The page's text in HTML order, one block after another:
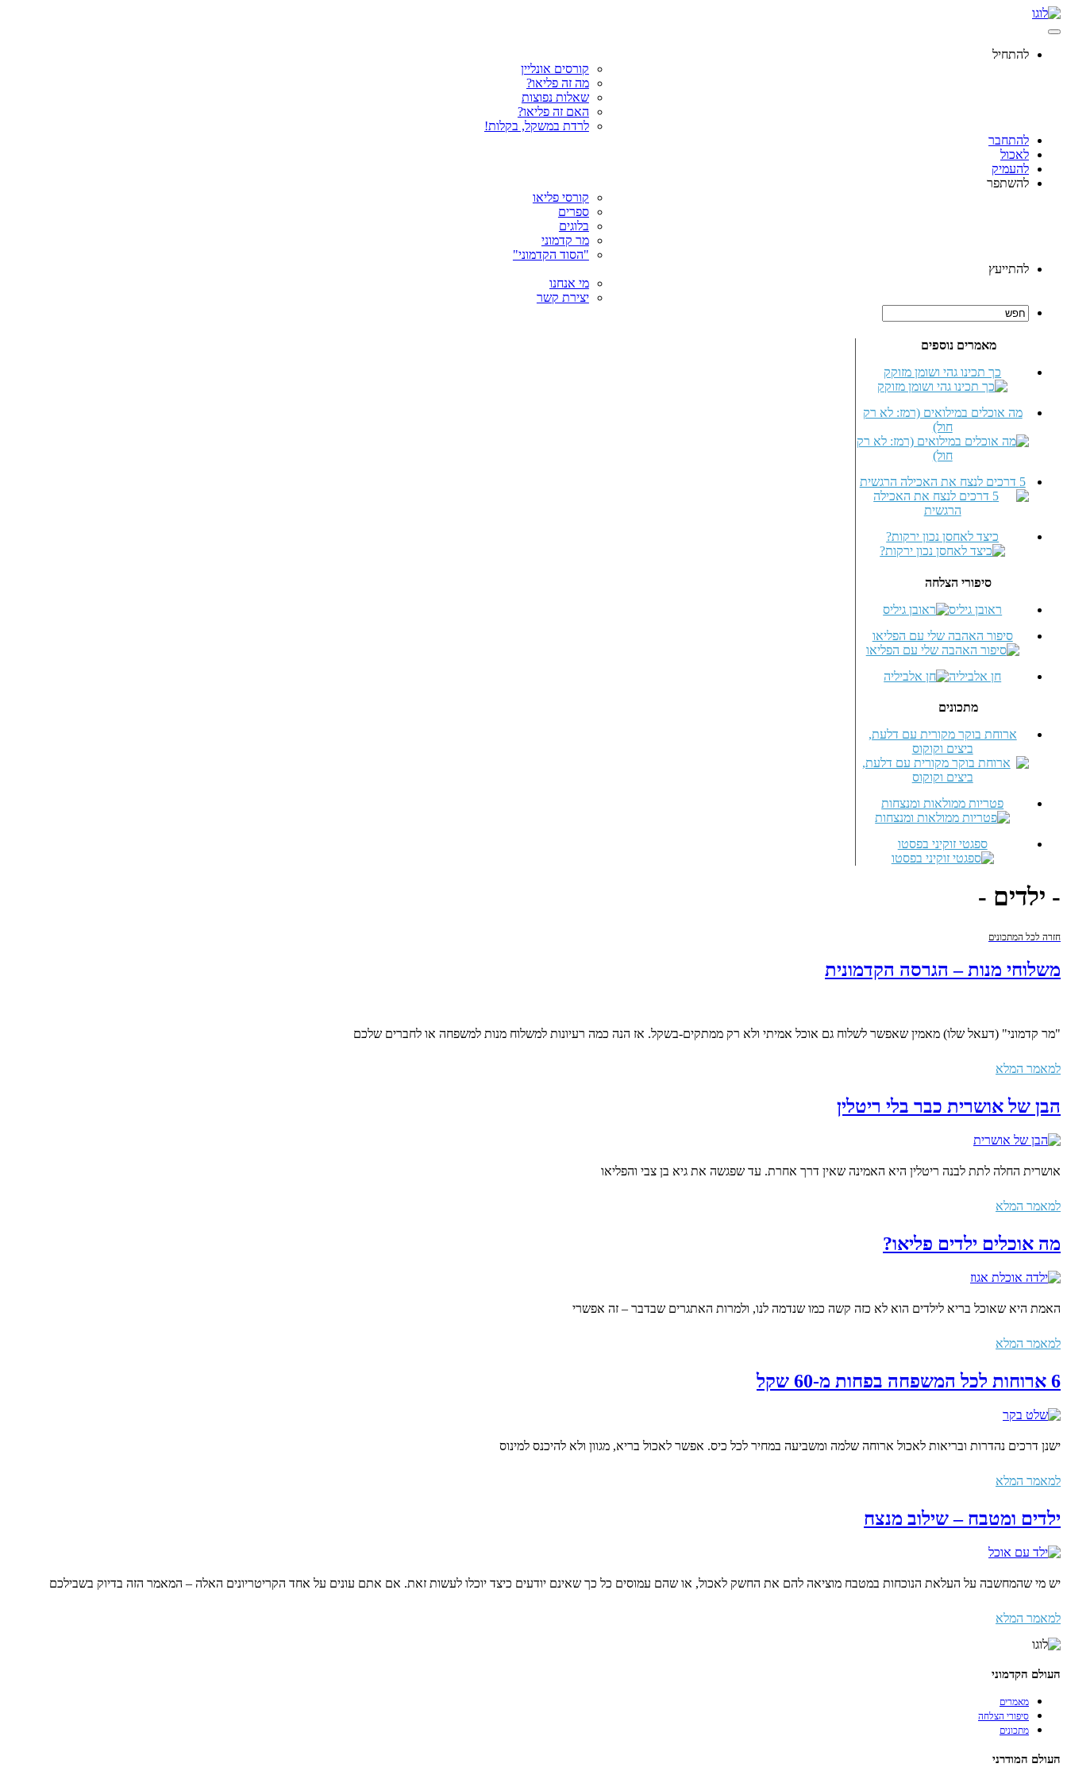
להתחיל
קורסים אונליין
מה זה פליאו?
שאלות נפוצות
האם זה פליאו?
לרדת במשקל, בקלות!
להתחבר
לאכול
להעמיק
להשתפר
קורסי פליאו
ספרים
בלוגים
מר קדמוני
"הסוד הקדמוני"
להתייעץ
מי אנחנו
יצירת קשר
מאמרים נוספים
כך תכינו גהי ושומן מזוקק
מה אוכלים במילואים (רמז: לא רק
חול)
5 דרכים לנצח את האכילה הרגשית
כיצד לאחסן נכון ירקות?
סיפורי הצלחה
ראובן גיליס
סיפור האהבה שלי עם הפליאו
חן אלביליה
מתכונים
ארוחת בוקר מקורית עם דלעת,
ביצים וקוקוס
פטריות ממולאות ומנצחות
ספגטי זוקיני בפסטו
- ילדים -
חזרה לכל המתכונים
משלוחי מנות – הגרסה הקדמונית
"מר קדמוני" (דעאל שלו) מאמין שאפשר לשלוח גם אוכל אמיתי ולא רק ממתקים-בשקל. אז הנה כמה רעיונות למשלוח מנות למשפחה או לחברים שלכם
למאמר המלא
הבן של אושרית כבר בלי ריטלין
אושרית החלה לתת לבנה ריטלין היא האמינה שאין דרך אחרת. עד שפגשה את גיא בן צבי והפליאו
למאמר המלא
מה אוכלים ילדים פליאו?
האמת היא שאוכל בריא לילדים הוא לא כזה קשה כמו שנדמה לנו, ולמרות האתגרים שבדבר – זה אפשרי
למאמר המלא
6 ארוחות לכל המשפחה בפחות מ-60 שקל
ישנן דרכים נהדרות ובריאות לאכול ארוחה שלמה ומשביעה במחיר לכל כיס. אפשר לאכול בריא, מגוון ולא להיכנס למינוס
למאמר המלא
ילדים ומטבח – שילוב מנצח
יש מי שהמחשבה על העלאת הנוכחות במטבח מוציאה להם את החשק לאכול, או שהם עמוסים כל כך שאינם יודעים כיצד יוכלו לעשות זאת. אם אתם עונים על אחד הקריטריונים האלה – המאמר הזה בדיוק בשבילכם
למאמר המלא
העולם הקדמוני
מאמרים
סיפורי הצלחה
מתכונים
העולם המודרני